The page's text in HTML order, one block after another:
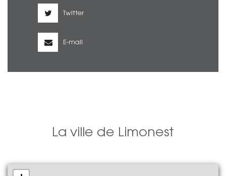
Twitter
E-mail
La ville de Limonest